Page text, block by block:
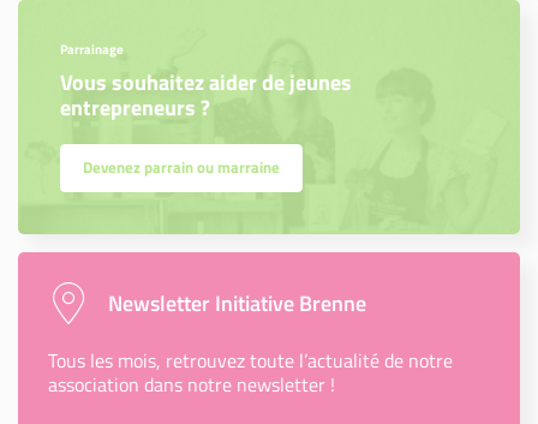
Parrainage
Vous souhaitez aider de jeunes
entrepreneurs ?
Devenez parrain ou marraine
Newsletter Initiative Brenne
Tous les mois, retrouvez toute l’actualité de notre
association dans notre newsletter !